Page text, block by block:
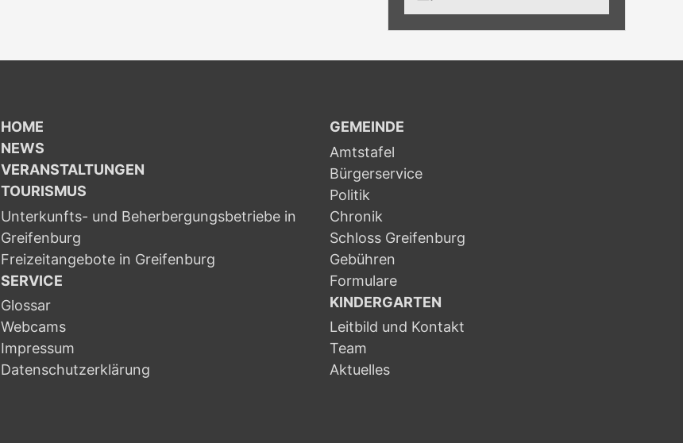
HOME
NEWS
VERANSTALTUNGEN
TOURISMUS
Unterkunfts- und Beherbergungsbetriebe in
Greifenburg
Freizeitangebote in Greifenburg
SERVICE
Glossar
Webcams
Impressum
Datenschutzerklärung
GEMEINDE
Amtstafel
Bürgerservice
Politik
Chronik
Schloss Greifenburg
Gebühren
Formulare
KINDERGARTEN
Leitbild und Kontakt
Team
Aktuelles